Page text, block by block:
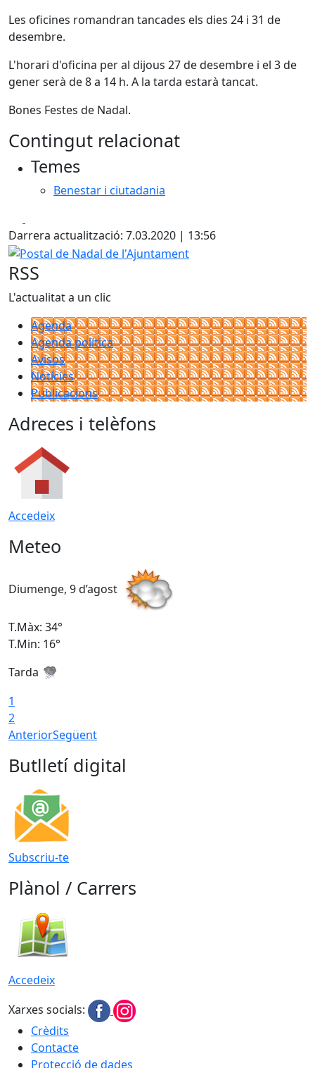
Les oficines romandran tancades els dies 24 i 31 de
desembre.
L'horari d'oficina per al dijous 27 de desembre i el 3 de
gener serà de 8 a 14 h. A la tarda estarà tancat.
Bones Festes de Nadal.
Contingut relacionat
Temes
Benestar i ciutadania
Darrera actualització: 7.03.2020 | 13:56
Postal de Nadal de l'Ajuntament
RSS
L'actualitat a un clic
Agenda
Agenda política
Avisos
Notícies
Publicacions
Adreces i telèfons
Accedeix
Meteo
Diumenge, 9 d’agost
T.Màx: 34°
T.Min: 16°
Tarda
1
2
AnteriorSegüent
Butlletí digital
Subscriu-te
Plànol / Carrers
Accedeix
Xarxes socials:
Crèdits
Contacte
Protecció de dades